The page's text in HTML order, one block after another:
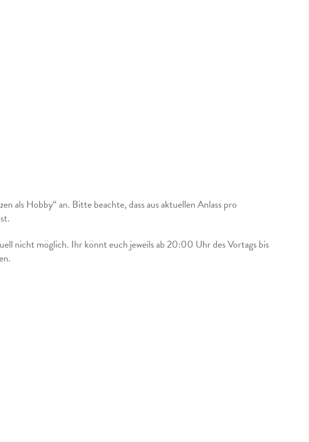
als Hobby“ an. Bitte beachte, dass aus aktuellen Anlass pro
nicht möglich. Ihr könnt euch jeweils ab 20:00 Uhr des Vortags bis